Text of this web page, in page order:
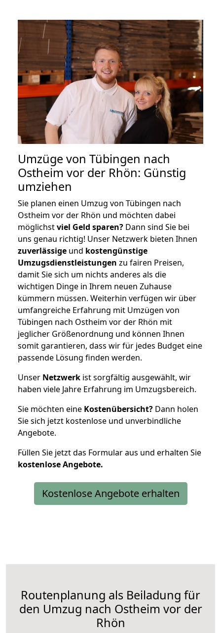
Umzüge von Tübingen nach
Ostheim vor der Rhön: Günstig
umziehen
Sie planen einen Umzug von Tübingen nach
Ostheim vor der Rhön und möchten dabei
möglichstviel Geld sparen? Dann sind Sie bei
uns genau richtig! Unser Netzwerk bieten Ihnen
zuverlässige und kostengünstige
Umzugsdienstleistungen zu fairen Preisen,
damit Sie sich um nichts anderes als die
wichtigen Dinge in Ihrem neuen Zuhause
kümmern müssen. Weiterhin verfügen wir über
umfangreiche Erfahrung mit Umzügen von
Tübingen nach Ostheim vor der Rhön mit
jeglicher Größenordnung und können Ihnen
somit garantieren, dass wir für jedes Budget eine
passende Lösung finden werden.
Unser Netzwerk ist sorgfältig ausgewählt, wir
haben viele Jahre Erfahrung im Umzugsbereich.
Sie möchten eine Kostenübersicht? Dann holen
Sie sich jetzt kostenlose und unverbindliche
Angebote.
Füllen Sie jetzt das Formular aus und erhalten Sie
kostenloseAngebote.
Kostenlose Angebote erhalten
Routenplanung als Beiladung für
den Umzug nach Ostheim vor der
Rhön